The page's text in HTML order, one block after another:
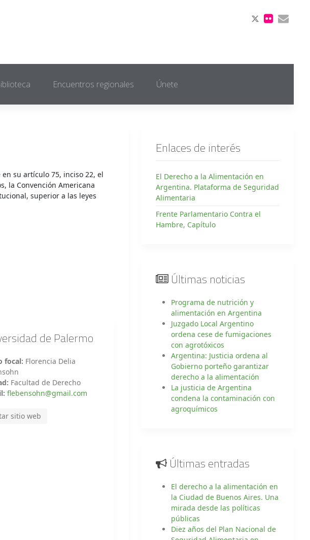
Encuentros regionales Únete
su artículo 75, inciso 22, el
la Convención Americana
superior a las leyes
de Palermo
focal: Florencia Delia
Facultad de Derecho
flebensohn@gmail.com
sitio web
Enlaces de interés
El Derecho a la Alimentación en
Argentina. Plataforma de Seguridad
Alimentaria
Frente Parlamentario Contra el
Hambre, Capítulo
Últimas noticias
Programa de nutrición y
alimentación en Argentina
Juzgado Local Argentino
ordena cese de fumigaciones
con agrotóxicos
Argentina: Justicia ordena al
Gobierno porteño garantizar
derecho a la alimentación
La justicia de Argentina
condena la contaminación con
agroquímicos
Últimas entradas
El derecho a la alimentación en
la Ciudad de Buenos Aires. Una
mirada desde las políticas
públicas
Diez años del Plan Nacional de